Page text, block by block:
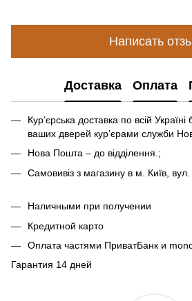
Написать
Доставка Оплата
Кур’єрська доставка по всій
ваших дверей кур’єрами служби
Нова Пошта – до відділення.;
Самовивіз з магазину в м. Київ,
Наличными при получении
Кредитной карто
Оплата частями ПриватБанк и
Гарантия 14 дней